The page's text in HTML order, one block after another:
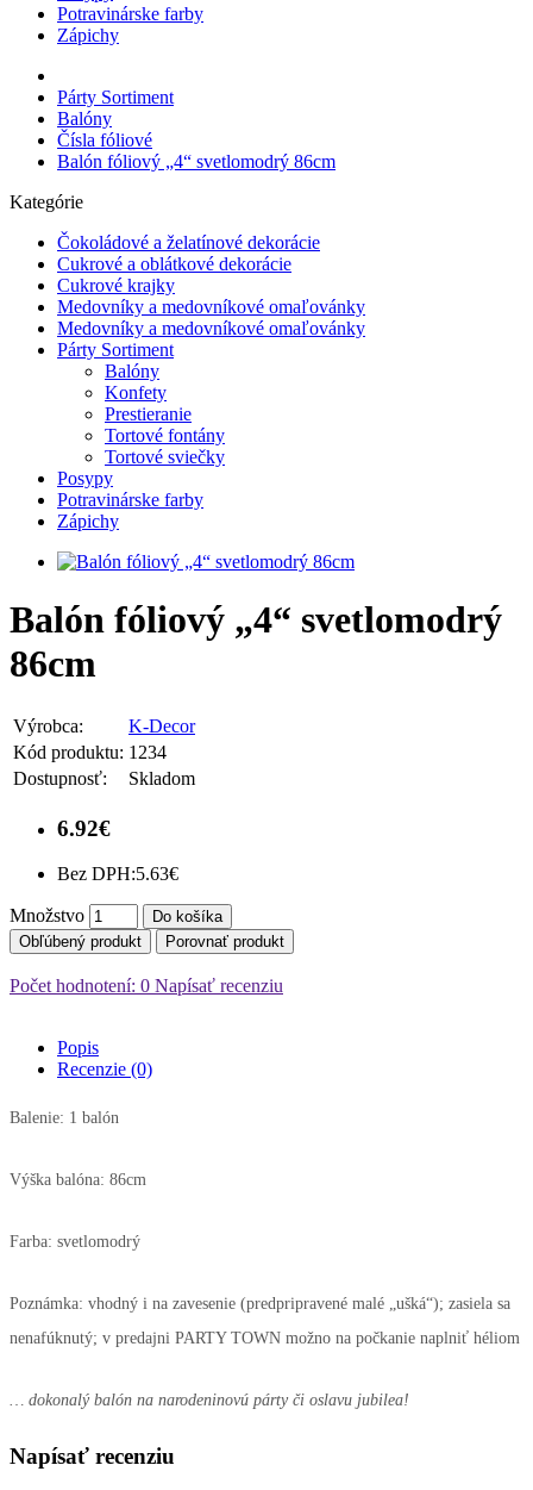
Potravinárske farby
Zápichy
Párty Sortiment
Balóny
Čísla fóliové
Balón fóliový „4“ svetlomodrý 86cm
Kategórie
Čokoládové a želatínové dekorácie
Cukrové a oblátkové dekorácie
Cukrové krajky
Medovníky a medovníkové omaľovánky
Medovníky a medovníkové omaľovánky
Párty Sortiment
Balóny
Konfety
Prestieranie
Tortové fontány
Tortové sviečky
Posypy
Potravinárske farby
Zápichy
Balón fóliový „4“ svetlomodrý
86cm
Výrobca:
K-Decor
Kód produktu: 1234
Dostupnosť:
Skladom
6.92€
Bez DPH:5.63€
Množstvo
Do košíka
Obľúbený produkt
Porovnať produkt
Počet hodnotení: 0 Napísať recenziu
Popis
Recenzie (0)
Balenie: 1 balón
Výška balóna: 86cm
Farba: svetlomodrý
Poznámka: vhodný i na zavesenie (predpripravené malé „ušká“); zasiela sa
nenafúknutý; v predajni PARTY TOWN možno na počkanie naplniť héliom
… dokonalý balón na narodeninovú párty či oslavu jubilea!
Napísať recenziu